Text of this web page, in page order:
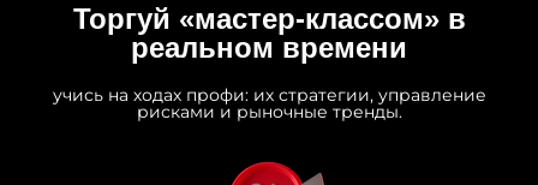
Торгуй «мастер‑классом» в
реальном времени
учись на ходах профи: их стратегии, управление
рисками и рыночные тренды.